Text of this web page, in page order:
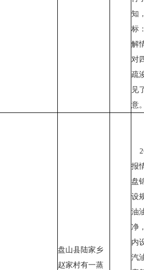
知
标
解
对
疏
见
意
盘山县陆家乡
赵家村有一蒸
报
盘
设
油
净
内
汽